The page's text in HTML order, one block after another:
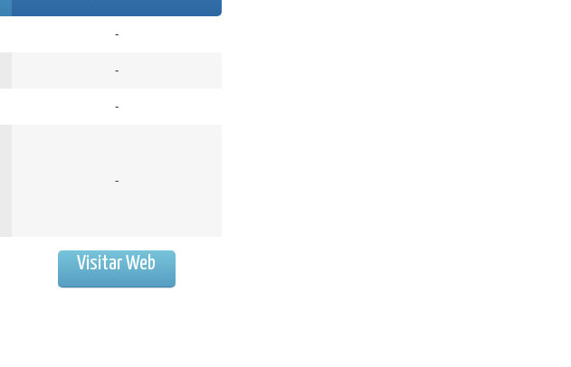
-
-
-
-
Visitar Web